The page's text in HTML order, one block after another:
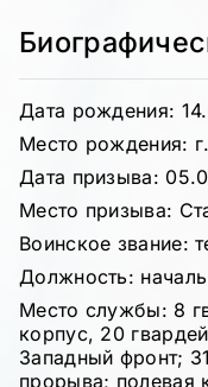
Дата рождения:
Место рождения:
Дата призыва:
Место призыва:
Воинское звание:
Должность:
Место службы: 8
корпус, 20
Западный фронт;
прорыва; полевая